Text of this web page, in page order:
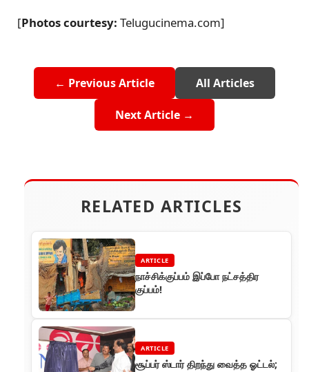
[Photos courtesy: Telugucinema.com]
← Previous Article All Articles
Next Article →
RELATED ARTICLES
ARTICLE
நாச்சிக்குப்பம் இப்போ நட்சத்திர
குப்பம்!
ARTICLE
சூப்பர் ஸ்டார் திறந்து வைத்த ஓட்டல்;